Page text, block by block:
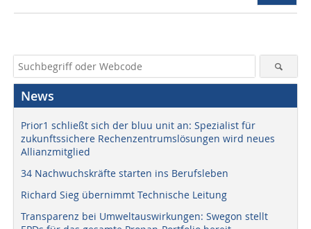
News
Prior1 schließt sich der bluu unit an: Spezialist für
zukunftssichere Rechenzentrumslösungen wird neues
Allianzmitglied
34 Nachwuchskräfte starten ins Berufsleben
Richard Sieg übernimmt Technische Leitung
Transparenz bei Umweltauswirkungen: Swegon stellt